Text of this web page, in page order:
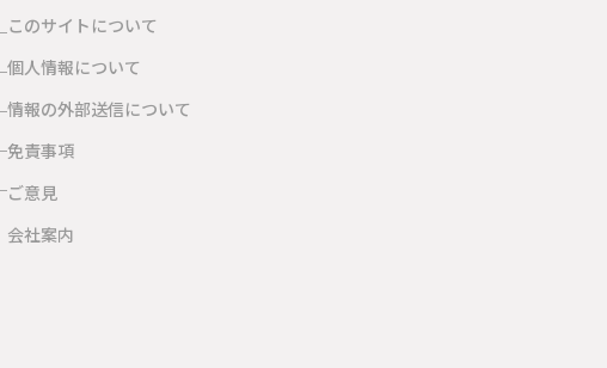
このサイトについて
個人情報について
情報の外部送信について
免責事項
ご意見
会社案内